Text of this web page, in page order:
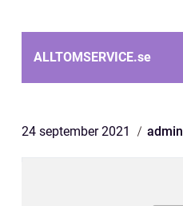
ALLTOMSERVICE.se
24 september 2021 admin